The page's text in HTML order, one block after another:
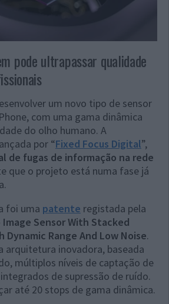
pode ultrapassar qualidade
um novo tipo de sensor
com uma gama dinâmica
do olho humano. A
por “Fixed Focus Digital”,
de fugas de informação na rede
que o projeto está numa fase já
foi uma patente registada pela
Image Sensor With Stacked
Dynamic Range And Low Noise.
arquitetura inovadora, baseada
múltiplos níveis de captação de
de supressão de ruído.
até 20 stops de gama dinâmica.